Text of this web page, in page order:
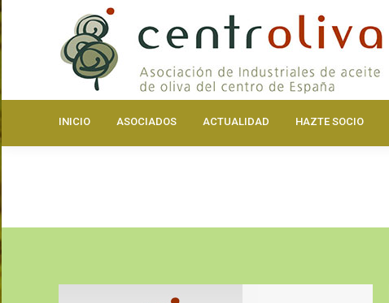
INICIO ASOCIADOS ACTUALIDAD HAZTE SOCIO
ASOCIADOS